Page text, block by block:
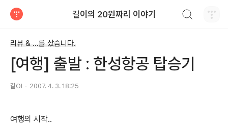
길이의 20원짜리 이야기
리뷰 & ...를 샀습니다.
[여행] 출발 : 한성항공 탑승기
길OI 2007. 4. 3. 18:25
여행의 시작..